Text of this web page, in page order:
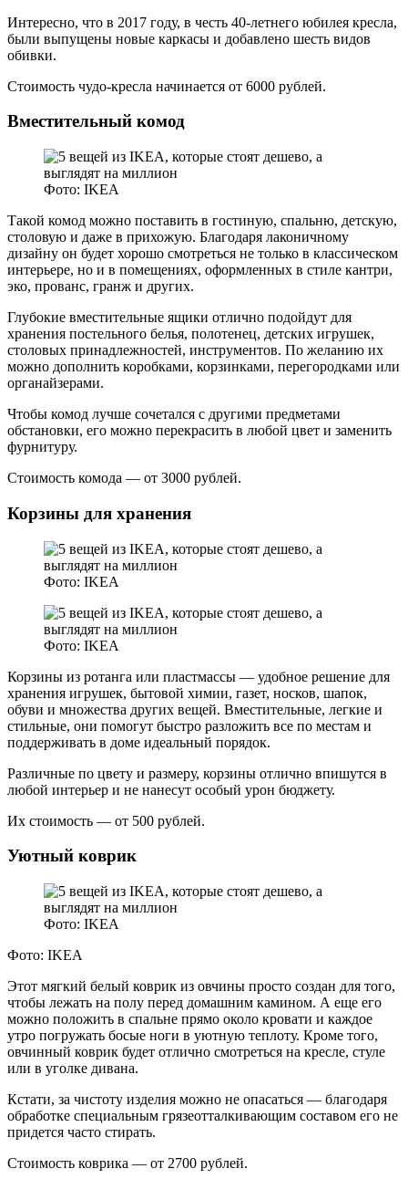
Интересно, что в 2017 году, в честь 40-летнего юбилея кресла,
были выпущены новые каркасы и добавлено шесть видов
обивки.
Стоимость чудо-кресла начинается от 6000 рублей.
Вместительный комод
Фото: IKEA
Такой комод можно поставить в гостиную, спальню, детскую,
столовую и даже в прихожую. Благодаря лаконичному
дизайну он будет хорошо смотреться не только в классическом
интерьере, но и в помещениях, оформленных в стиле кантри,
эко, прованс, гранж и других.
Глубокие вместительные ящики отлично подойдут для
хранения постельного белья, полотенец, детских игрушек,
столовых принадлежностей, инструментов. По желанию их
можно дополнить коробками, корзинками, перегородками или
органайзерами.
Чтобы комод лучше сочетался с другими предметами
обстановки, его можно перекрасить в любой цвет и заменить
фурнитуру.
Стоимость комода — от 3000 рублей.
Корзины для хранения
Фото: IKEA
Фото: IKEA
Корзины из ротанга или пластмассы — удобное решение для
хранения игрушек, бытовой химии, газет, носков, шапок,
обуви и множества других вещей. Вместительные, легкие и
стильные, они помогут быстро разложить все по местам и
поддерживать в доме идеальный порядок.
Различные по цвету и размеру, корзины отлично впишутся в
любой интерьер и не нанесут особый урон бюджету.
Их стоимость — от 500 рублей.
Уютный коврик
Фото: IKEA
Фото: IKEA
Этот мягкий белый коврик из овчины просто создан для того,
чтобы лежать на полу перед домашним камином. А еще его
можно положить в спальне прямо около кровати и каждое
утро погружать босые ноги в уютную теплоту. Кроме того,
овчинный коврик будет отлично смотреться на кресле, стуле
или в уголке дивана.
Кстати, за чистоту изделия можно не опасаться — благодаря
обработке специальным грязеотталкивающим составом его не
придется часто стирать.
Стоимость коврика — от 2700 рублей.